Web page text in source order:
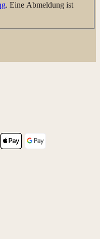
. Eine Abmeldung ist